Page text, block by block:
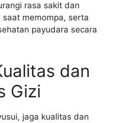
rasa sakit dan
memompa, serta
payudara secara
dan
Gizi
jaga kualitas dan